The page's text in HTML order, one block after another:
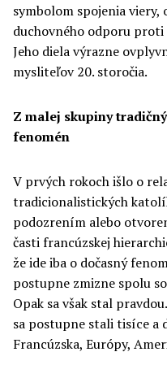
symbolom spojenia viery,
duchovného odporu
Jeho diela výrazne
mysliteľov 20. storočia.
Z malej skupiny
fenomén
V prvých rokoch išlo o
tradicionalistických
podozrením alebo
časti francúzskej
že ide iba o dočasný
postupne zmizne spolu
Opak sa však stal
sa postupne stali tisíce a
Francúzska, Európy,